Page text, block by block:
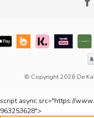
© Copyright 2026 De
script async src="https://
963253628">